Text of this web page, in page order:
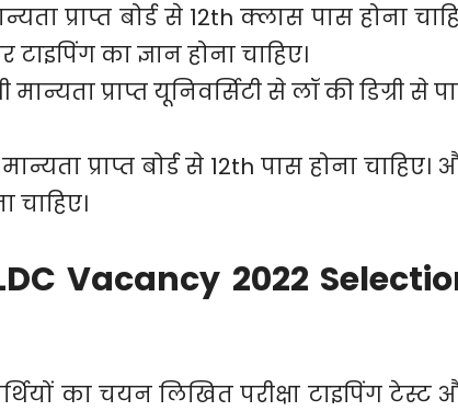
प्राप्त बोर्ड से 12th क्लास पास होना
का ज्ञान होना चाहिए।
मान्यता प्राप्त यूनिवर्सिटी से लॉ की डिग्री से
प्राप्त बोर्ड से 12th पास होना चाहिए।
चाहिए।
Vacancy 2022
का चयन लिखित परीक्षा टाइपिंग टेस्ट